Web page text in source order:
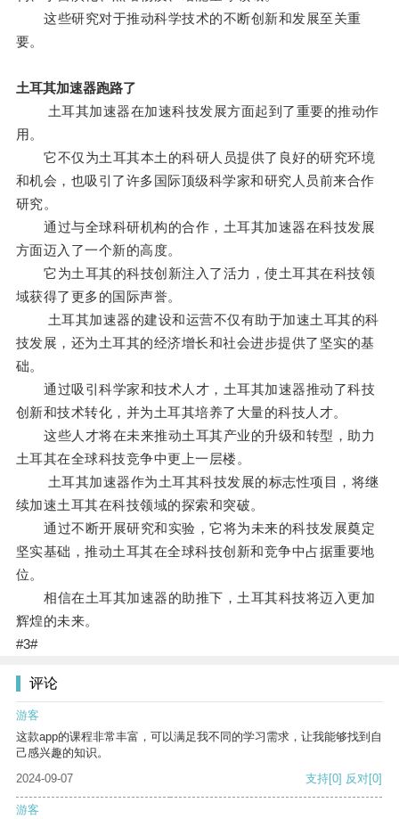
这些研究对于推动科学技术的不断创新和发展至关重
要。
土耳其加速器跑路了
土耳其加速器在加速科技发展方面起到了重要的推动作
用。
它不仅为土耳其本土的科研人员提供了良好的研究环境
和机会，也吸引了许多国际顶级科学家和研究人员前来合作
研究。
通过与全球科研机构的合作，土耳其加速器在科技发展
方面迈入了一个新的高度。
它为土耳其的科技创新注入了活力，使土耳其在科技领
域获得了更多的国际声誉。
土耳其加速器的建设和运营不仅有助于加速土耳其的科
技发展，还为土耳其的经济增长和社会进步提供了坚实的基
础。
通过吸引科学家和技术人才，土耳其加速器推动了科技
创新和技术转化，并为土耳其培养了大量的科技人才。
这些人才将在未来推动土耳其产业的升级和转型，助力
土耳其在全球科技竞争中更上一层楼。
土耳其加速器作为土耳其科技发展的标志性项目，将继
续加速土耳其在科技领域的探索和突破。
通过不断开展研究和实验，它将为未来的科技发展奠定
坚实基础，推动土耳其在全球科技创新和竞争中占据重要地
位。
相信在土耳其加速器的助推下，土耳其科技将迈入更加
辉煌的未来。
#3#
评论
游客
这款app的课程非常丰富，可以满足我不同的学习需求，让我能够找到自
己感兴趣的知识。
2024-09-07
支持[0] 反对[0]
游客